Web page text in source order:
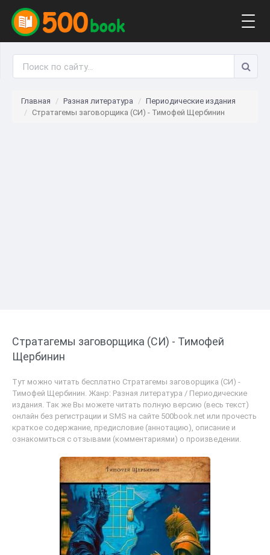
Главная Разная литература
Периодические издания
Стратагемы заговорщика (СИ) - Тимофей Щербинин
Стратагемы заговорщика (СИ) - Тимофей
Щербинин
Тут можно читать бесплатно Стратагемы заговорщика (СИ) -
Тимофей Щербинин. Жанр: Разная литература / Периодические
издания. Так же Вы можете читать полную версию (весь текст)
онлайн без регистрации и SMS на сайте 500book.net или прочесть
краткое содержание, предисловие (аннотацию), описание и
ознакомиться с отзывами (комментариями) о произведении.